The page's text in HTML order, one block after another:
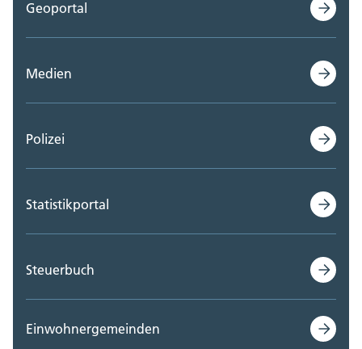
Geoportal
Medien
Polizei
Statistikportal
Steuerbuch
Einwohnergemeinden